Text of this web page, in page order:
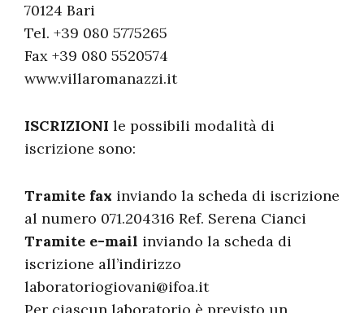
70124 Bari
Tel. +39 080 5775265
Fax +39 080 5520574
www.villaromanazzi.it
ISCRIZIONI le possibili modalità di
iscrizione sono:
Tramite fax inviando la scheda di iscrizione
al numero 071.204316 Ref. Serena Cianci
Tramite e-mail inviando la scheda di
iscrizione all’indirizzo
laboratoriogiovani@ifoa.it